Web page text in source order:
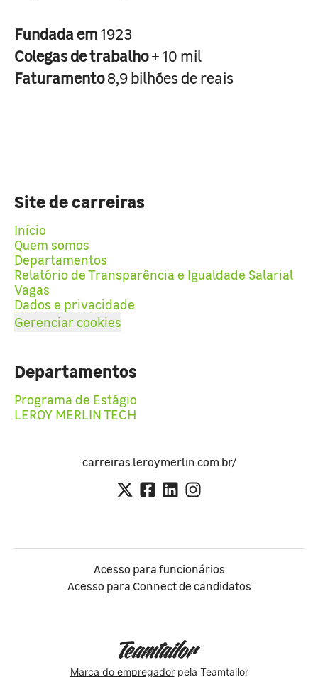
Fundada em1923
Colegas de trabalho+ 10 mil
Faturamento8,9 bilhões de reais
Site de carreiras
Início
Quem somos
Departamentos
Relatório de Transparência e Igualdade Salarial
Vagas
Dados e privacidade
Gerenciar cookies
Departamentos
Programa de Estágio
LEROY MERLIN TECH
carreiras.leroymerlin.com.br/
Acesso para funcionários
Acesso para Connect de candidatos
Marca do empregadorpela Teamtailor